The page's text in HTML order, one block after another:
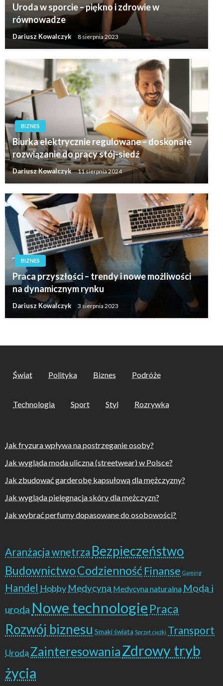
Uroda w sporcie – piękno i zdrowie w
równowadze
Dariusz Kowalczyk 8 sierpnia 2023
BIZNES
Biurka elektrycznie regulowane – doskonałe
rozwiązanie do pracy stój-siedź
Dariusz Kowalczyk 11 sierpnia 2024
BIZNES
Praca przyszłości – trendy i nowe możliwości
na dynamicznym rynku
Dariusz Kowalczyk 3 sierpnia 2023
Świat Polityka Biznes Podróże
Technologia Sport Styl Rozrywka
Jak fryzura wpływa na postrzeganie osoby?
Jak wygląda moda uliczna (streetwear) w Polsce?
Jak zbudować garderobę kapsułową dla mężczyzny?
Jak wygląda pielęgnacja skóry dla mężczyzn?
Jak wybrać perfumy dopasowane do osobowości?
Aranżacja wnętrza Bezpieczeństwo
BudownictwoCodziennośćFinanse Gaming
Handel Hobby Medycyna Medycyna naturalna Moda i
uroda Nowe technologie Praca
Rozwój biznesu Smaki świata Sprzęt ciężki Transport
Uroda ZainteresowaniaZdrowy tryb
życia